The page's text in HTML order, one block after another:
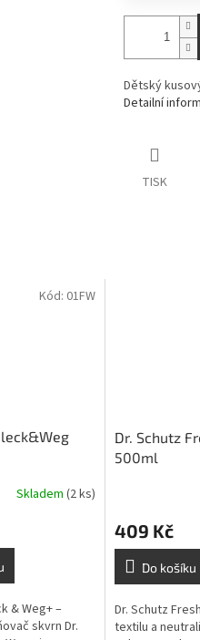
Dětský
Detailní
TISK
Skladem (2 ks)
& Weg+ –
skvrn Dr.
Kód: 01FW
Dr. Schutz
500ml
409 Kč
Do košíku
Dr. Schutz
textilu a